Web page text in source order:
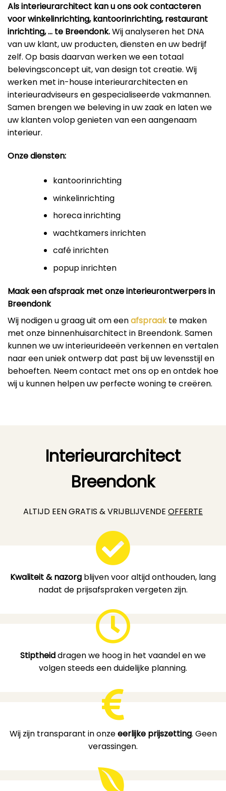
Als interieurarchitect kan u ons ook contacteren
voor winkelinrichting, kantoorinrichting, restaurant
inrichting, … te Breendonk.Wij analyseren het DNA
van uw klant, uw producten, diensten en uw bedrijf
zelf. Op basis daarvan werken we een totaal
belevingsconcept uit, van design tot creatie. Wij
werken met in-house interieurarchitecten en
interieuradviseurs en gespecialiseerde vakmannen.
Samen brengen we beleving in uw zaak en laten we
uw klanten volop genieten van een aangenaam
interieur.
Onze diensten:
kantoorinrichting
winkelinrichting
horeca inrichting
wachtkamers inrichten
café inrichten
popup inrichten
Maak een afspraak met onze interieurontwerpers in
Breendonk
Wij nodigen u graag uit om eenafspraakte maken
met onze binnenhuisarchitect in Breendonk. Samen
kunnen we uw interieurideeën verkennen en vertalen
naar een uniek ontwerp dat past bij uw levensstijl en
behoeften. Neem contact met ons op en ontdek hoe
wij u kunnen helpen uw perfecte woning te creëren.
Interieurarchitect
Breendonk
ALTIJD EEN GRATIS & VRIJBLIJVENDE OFFERTE
Kwaliteit & nazorg blijven voor altijd onthouden, lang
nadat de prijsafspraken vergeten zijn.
Stiptheiddragen we hoog in het vaandel en we
volgen steeds een duidelijke planning.
Wij zijn transparant in onzeeerlijke prijszetting. Geen
verassingen.